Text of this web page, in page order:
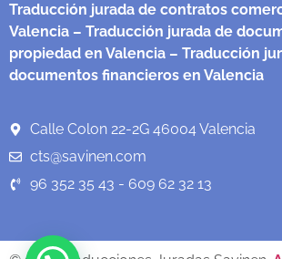
Traducción jurada de contratos
Valencia – Traducción jurada de
propiedad en Valencia – Traducción
documentos financieros en Valencia
Calle Colon 22-2G 46004 Valencia
cts@savinen.com
96 352 35 43 - 609 62 32 13